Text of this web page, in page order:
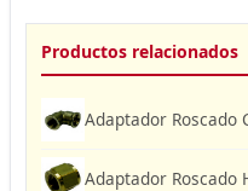
Productos relacionados
Adaptador Roscado
Adaptador Roscado